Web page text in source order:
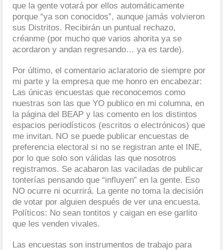
que la gente votará por ellos automáticamente
porque “ya son conocidos”, aunque jamás volvieron
sus Distritos. Recibirán un puntual rechazo,
créanme (por mucho que varios ahorita ya se
acordaron y andan regresando… ya es tarde).
Por último, el comentario aclaratorio de siempre por
mi parte y la empresa que me honro en encabezar:
Las únicas encuestas que reconocemos como
nuestras son las que YO publico en mi columna, en
la página del BEAP y las comento en los distintos
espacios periodísticos (escritos o electrónicos) que
me invitan. NO se puede publicar encuestas de
preferencia electoral si no se registran ante el INE,
por lo que solo son válidas las que nosotros
registramos. Se acabaron las vaciladas de publicar
tonterías pensando que “influyen” en la gente. Eso
NO ocurre ni ocurrirá. La gente no toma la decisión
de votar por alguien después de ver una encuesta.
Políticos: No sean tontitos y caigan en ese garlito
que les venden vivales.
Las encuestas son instrumentos de trabajo para